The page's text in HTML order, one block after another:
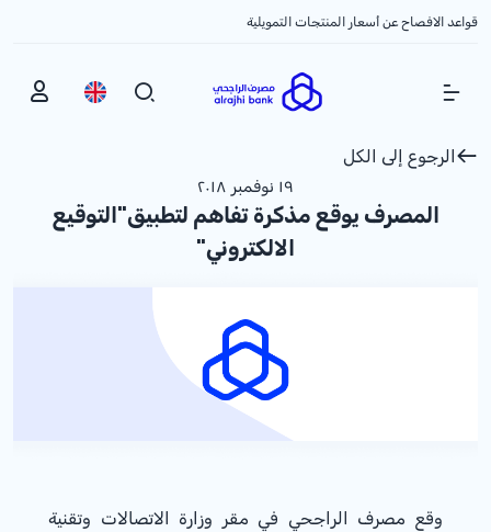
قواعد الافصاح عن أسعار المنتجات التمويلية
Show Menu
الرجوع إلى الكل
١٩ نوفمبر ٢٠١٨
المصرف يوقع مذكرة تفاهم لتطبيق"التوقيع
الالكتروني"
وقع مصرف الراجحي في مقر وزارة الاتصالات وتقنية